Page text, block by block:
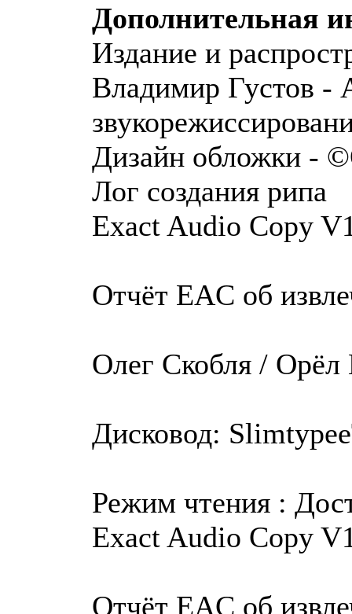
Дополнительная
Издание и
Владимир Густов -
Дизайн обложки -
Лог создания рипа
Exact Audio Copy
Отчёт EAC об
Олег Скобля /
Дисковод:
Режим чтения :
Exact Audio Copy
Отчёт EAC об